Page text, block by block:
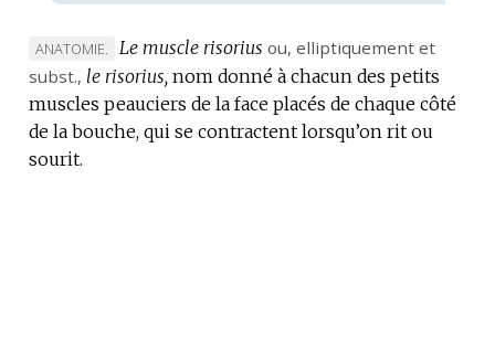
MARQUE
DE
DOMAINE
:
ANATOMIE. Le muscle risorius ou, elliptiquement et
subst., le risorius, nom donné à chacun des petits
muscles peauciers de la face placés de chaque côté
de la bouche, qui se contractent lorsqu’on rit ou
sourit.